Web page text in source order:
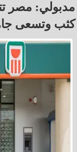
مدبولي: مصر
كثب وتسعى